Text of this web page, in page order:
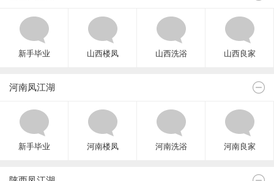
新手毕业 山西楼凤 山西洗浴 山西良家
河南凤江湖
新手毕业 河南楼凤 河南洗浴 河南良家